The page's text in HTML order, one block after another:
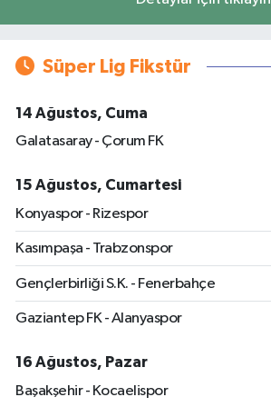
Süper Lig Fikstür
14 Ağustos, Cuma
Galatasaray - Çorum FK
15 Ağustos, Cumartesi
Konyaspor - Rizespor
Kasımpaşa - Trabzonspor
Gençlerbirliği S.K. - Fenerbahçe
Gaziantep FK - Alanyaspor
16 Ağustos, Pazar
Başakşehir - Kocaelispor